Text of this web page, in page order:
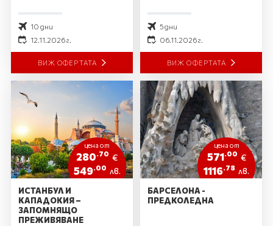
10 дни
12.11.2026 г.
ВИЖ ОФЕРТАТА
5 дни
06.11.2026 г.
ВИЖ ОФЕРТАТА
цена от
280.70 €
549 .00 лв.
ИСТАНБУЛ И
КАПАДОКИЯ –
ЗАПОМНЯЩО
ПРЕЖИВЯВАНЕ
цена от
571.00 €
1116 .78 лв.
БАРСЕЛОНА -
ПРЕДКОЛЕДНА